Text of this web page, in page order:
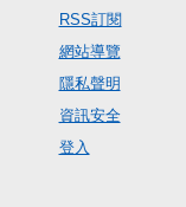
RSS訂閱
網站導覽
隱私聲明
資訊安全
登入